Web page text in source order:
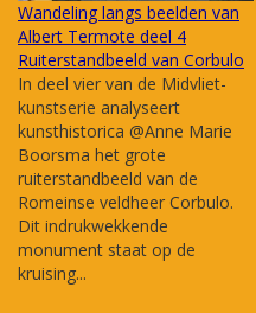
Wandeling langs beelden van
Albert Termote deel 4
Ruiterstandbeeld van Corbulo
In deel vier van de Midvliet-
kunstserie analyseert
kunsthistorica @Anne Marie
Boorsma het grote
ruiterstandbeeld van de
Romeinse veldheer Corbulo.
Dit indrukwekkende
monument staat op de
kruising...